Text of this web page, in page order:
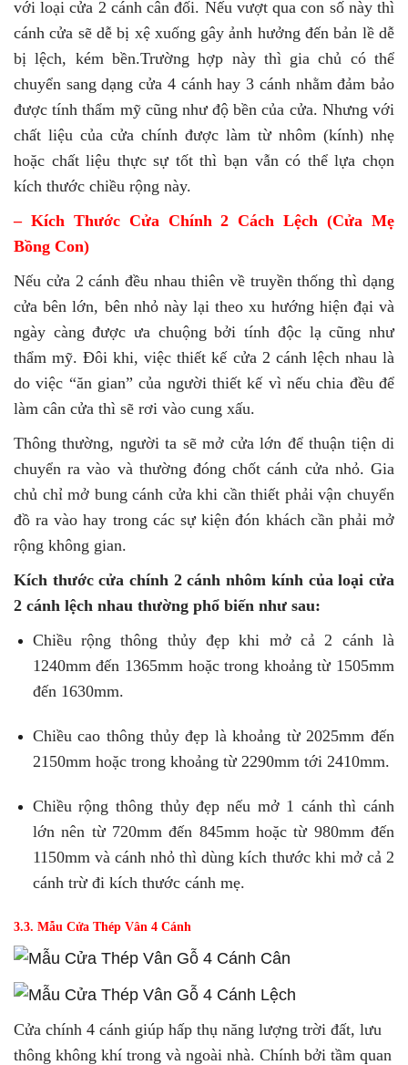
với loại cửa 2 cánh cân đối. Nếu vượt qua con số này thì
cánh cửa sẽ dễ bị xệ xuống gây ảnh hưởng đến bản lề dễ
bị lệch, kém bền.Trường hợp này thì gia chủ có thể
chuyển sang dạng cửa 4 cánh hay 3 cánh nhằm đảm bảo
được tính thẩm mỹ cũng như độ bền của cửa. Nhưng với
chất liệu của cửa chính được làm từ nhôm (kính) nhẹ
hoặc chất liệu thực sự tốt thì bạn vẫn có thể lựa chọn
kích thước chiều rộng này.
– Kích Thước Cửa Chính 2 Cách Lệch (Cửa Mẹ
Bồng Con)
Nếu cửa 2 cánh đều nhau thiên về truyền thống thì dạng
cửa bên lớn, bên nhỏ này lại theo xu hướng hiện đại và
ngày càng được ưa chuộng bởi tính độc lạ cũng như
thẩm mỹ. Đôi khi, việc thiết kế cửa 2 cánh lệch nhau là
do việc “ăn gian” của người thiết kế vì nếu chia đều để
làm cân cửa thì sẽ rơi vào cung xấu.
Thông thường, người ta sẽ mở cửa lớn để thuận tiện di
chuyển ra vào và thường đóng chốt cánh cửa nhỏ. Gia
chủ chỉ mở bung cánh cửa khi cần thiết phải vận chuyển
đồ ra vào hay trong các sự kiện đón khách cần phải mở
rộng không gian.
Kích thước cửa chính 2 cánh nhôm kính của loại cửa
2 cánh lệch nhau thường phổ biến như sau:
Chiều rộng thông thủy đẹp khi mở cả 2 cánh là
1240mm đến 1365mm hoặc trong khoảng từ 1505mm
đến 1630mm.
Chiều cao thông thủy đẹp là khoảng từ 2025mm đến
2150mm hoặc trong khoảng từ 2290mm tới 2410mm.
Chiều rộng thông thủy đẹp nếu mở 1 cánh thì cánh
lớn nên từ 720mm đến 845mm hoặc từ 980mm đến
1150mm và cánh nhỏ thì dùng kích thước khi mở cả 2
cánh trừ đi kích thước cánh mẹ.
3.3. Mẫu Cửa Thép Vân 4 Cánh
Cửa chính 4 cánh giúp hấp thụ năng lượng trời đất, lưu
thông không khí trong và ngoài nhà. Chính bởi tầm quan